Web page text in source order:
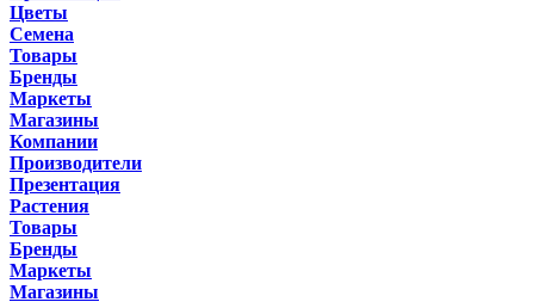
Цветы
Семена
Товары
Бренды
Маркеты
Магазины
Компании
Производители
Презентация
Растения
Товары
Бренды
Маркеты
Магазины